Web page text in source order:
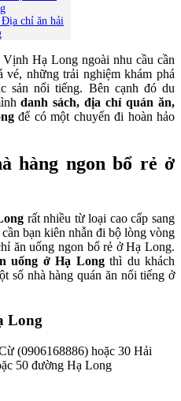
chỉ ăn hải
Hạ Long ngoài nhu cầu cần
những trải nghiệm khám phá
sản nổi tiếng. Bên cạnh đó du
danh sách, địa chỉ quán ăn,
để có một chuyến đi hoàn hảo
hàng ngon bổ rẻ ở
rất nhiều từ loại cao cấp sang
bạn kiên nhẫn đi bộ lòng vòng
ăn uống ngon bổ rẻ ở Hạ Long.
uống ở Hạ Longthì du khách
số nhà hàng quán ăn nổi tiếng ở
Long
(0906168886) hoặc 30 Hải
50 đường Hạ Long